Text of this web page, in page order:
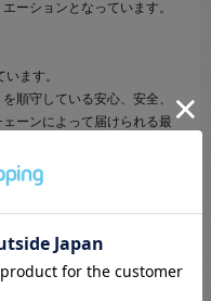
ーションとなっています。
ます。
順守している安心、安全、
ーンによって届けられる最
ヤ"を使用しています。